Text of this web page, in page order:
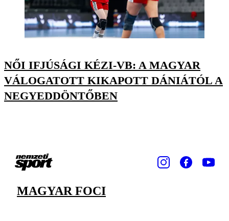
NŐI IFJÚSÁGI KÉZI-VB: A MAGYAR
VÁLOGATOTT KIKAPOTT DÁNIÁTÓL A
NEGYEDDÖNTŐBEN
MAGYAR FOCI